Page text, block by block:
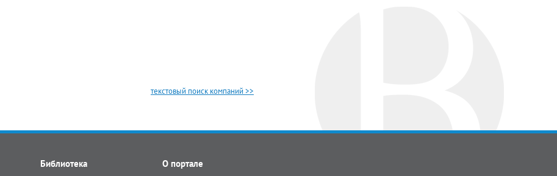
текстовый поиск компаний >>
Библиотека О портале